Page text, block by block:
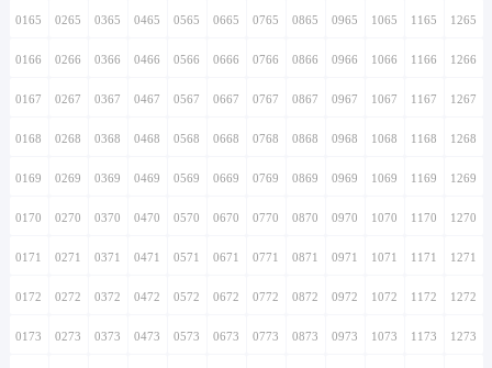
0165 0265 0365 0465 0565 0665 0765 0865 0965 1065 1165 1265
0166 0266 0366 0466 0566 0666 0766 0866 0966 1066 1166 1266
0167 0267 0367 0467 0567 0667 0767 0867 0967 1067 1167 1267
0168 0268 0368 0468 0568 0668 0768 0868 0968 1068 1168 1268
0169 0269 0369 0469 0569 0669 0769 0869 0969 1069 1169 1269
0170 0270 0370 0470 0570 0670 0770 0870 0970 1070 1170 1270
0171 0271 0371 0471 0571 0671 0771 0871 0971 1071 1171 1271
0172 0272 0372 0472 0572 0672 0772 0872 0972 1072 1172 1272
0173 0273 0373 0473 0573 0673 0773 0873 0973 1073 1173 1273